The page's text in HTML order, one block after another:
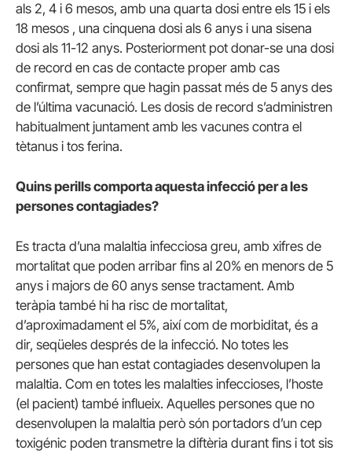
als 2, 4 i 6 mesos, amb una quarta dosi entre els 15 i els
18 mesos , una cinquena dosi als 6 anys i una sisena
dosi als 11-12 anys. Posteriorment pot donar-se una dosi
de record en cas de contacte proper amb cas
confirmat, sempre que hagin passat més de 5 anys des
de l’última vacunació. Les dosis de record s’administren
habitualment juntament amb les vacunes contra el
tètanus i tos ferina.
Quins perills comporta aquesta infecció per a les
persones contagiades?
Es tracta d’una malaltia infecciosa greu, amb xifres de
mortalitat que poden arribar fins al 20% en menors de 5
anys i majors de 60 anys sense tractament. Amb
teràpia també hi ha risc de mortalitat,
d’aproximadament el 5%, així com de morbiditat, és a
dir, seqüeles després de la infecció. No totes les
persones que han estat contagiades desenvolupen la
malaltia. Com en totes les malalties infeccioses, l’hoste
(el pacient) també influeix. Aquelles persones que no
desenvolupen la malaltia però són portadors d’un cep
toxigénic poden transmetre la diftèria durant fins i tot sis